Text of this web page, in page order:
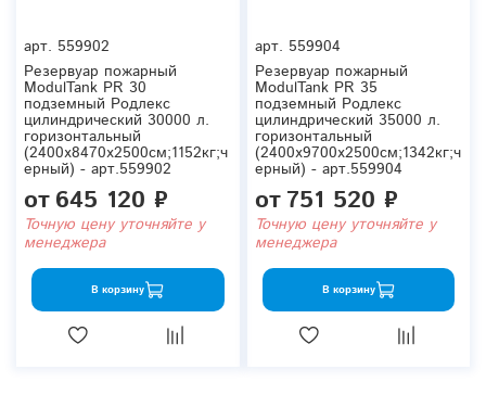
арт. 559902
Резервуар пожарный
ModulTank PR 30
подземный Родлекс
цилиндрический 30000 л.
горизонтальный
(2400x8470x2500см;1152кг;ч
ерный) - арт.559902
от645 120 ₽
Точную цену уточняйте у
менеджера
В корзину
арт. 559904
Резервуар пожарный
ModulTank PR 35
подземный Родлекс
цилиндрический 35000 л.
горизонтальный
(2400x9700x2500см;1342кг;ч
ерный) - арт.559904
от751 520 ₽
Точную цену уточняйте у
менеджера
В корзину